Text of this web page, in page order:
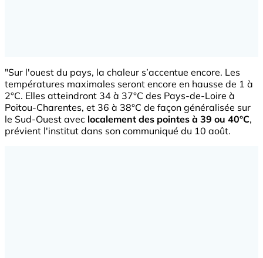
"Sur l'ouest du pays, la chaleur s’accentue encore. Les
températures maximales seront encore en hausse de 1 à
2°C. Elles atteindront 34 à 37°C des Pays-de-Loire à
Poitou-Charentes, et 36 à 38°C de façon généralisée sur
le Sud-Ouest avec localement des pointes à 39 ou 40°C,
prévient l'institut dans son communiqué du 10 août.